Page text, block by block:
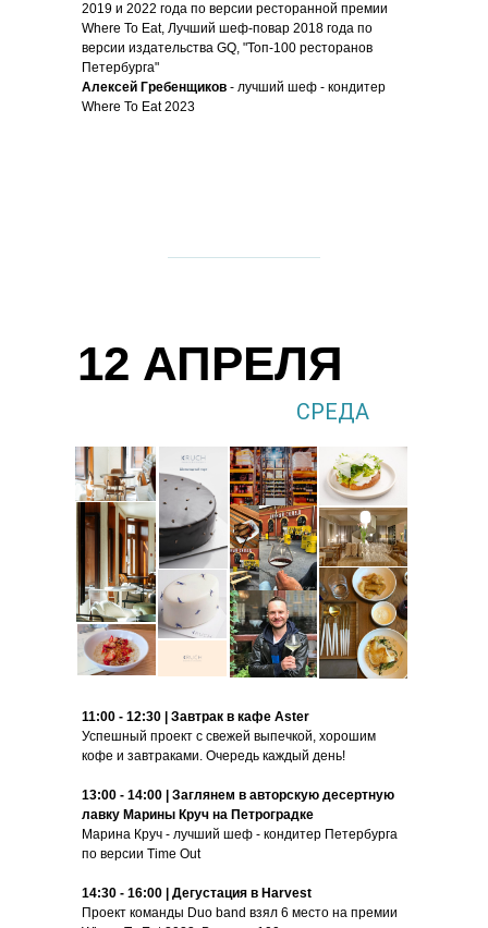
2019 и 2022 года по версии ресторанной премии
Where To Eat, Лучший шеф-повар 2018 года по
версии издательства GQ, "Топ-100 ресторанов
Петербурга"
Алексей Гребенщиков - лучший шеф - кондитер
Where To Eat 2023
12 АПРЕЛЯ
11:00 - 12:30 | Завтрак в кафе Aster
Успешный проект с свежей выпечкой, хорошим
кофе и завтраками. Очередь каждый день!
13:00 - 14:00 | Заглянем в авторскую десертную
лавку Марины Круч на Петроградке
Марина Круч - лучший шеф - кондитер Петербурга
по версии Time Out
14:30 - 16:00 | Дегустация в Harvest
Проект команды Duo band взял 6 место на премии
СРЕДА